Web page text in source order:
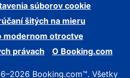
súborov cookie
šitých na mieru
modernom otroctve
právach
O Booking.com
Booking.com™. Všetky